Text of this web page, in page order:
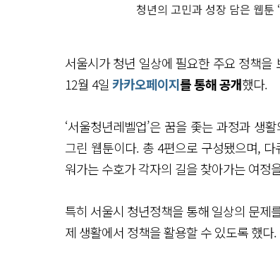
청년의 고민과 성장 담은 웹툰
서울시가 청년 일상에 필요한 주요 정책
12월 4일 카카오페이지를 통해 공개했다.
‘서울청년레벨업’은 꿈을 좇는 과정과 생
그린 웹툰이다. 총 4편으로 구성됐으며,
워가는 수호가 각자의 길을 찾아가는 여정
특히 서울시 청년정책을 통해 일상의 문제
제 생활에서 정책을 활용할 수 있도록 했다.